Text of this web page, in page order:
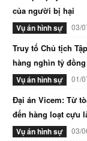
của người bị hại
Vụ án hình sự 03/
Truy tố Chủ tịch
hàng nghìn tỷ đồng
Vụ án hình sự 01/
Đại án Vicem: Từ
đến hàng loạt cựu
Vụ án hình sự 03/